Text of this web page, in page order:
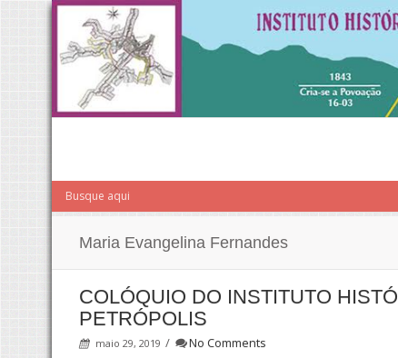
Maria Evangelina Fernandes
COLÓQUIO DO INSTITUTO
PETRÓPOLIS
maio 29, 2019 /
No Comments